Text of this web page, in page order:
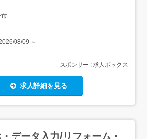
市
08/09 ～
スポンサー : 求人ボックス
求人詳細を見る
データ入力/リフォーム・